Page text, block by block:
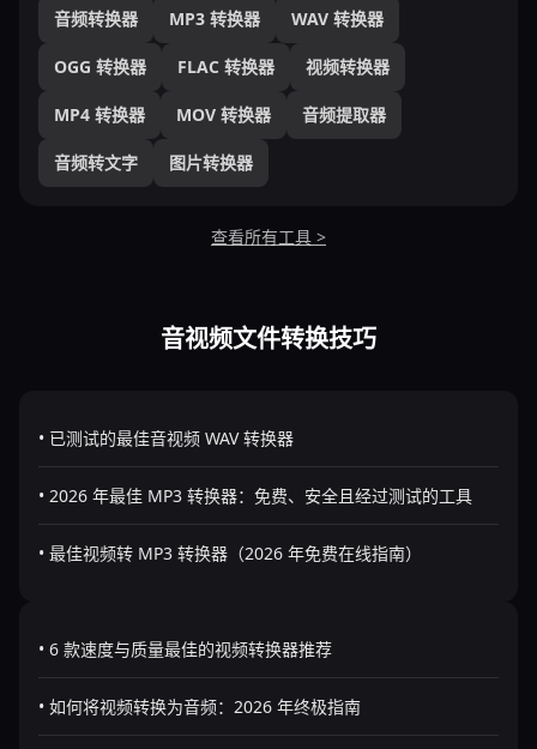
音频转换器 MP3 转换器 WAV 转换器
OGG 转换器 FLAC 转换器 视频转换器
MP4 转换器 MOV 转换器 音频提取器
音频转文字 图片转换器
查看所有工具 >
音视频文件转换技巧
• 已测试的最佳音视频 WAV 转换器
• 2026 年最佳 MP3 转换器：免费、安全且经过测试的工具
• 最佳视频转 MP3 转换器（2026 年免费在线指南）
• 6 款速度与质量最佳的视频转换器推荐
• 如何将视频转换为音频：2026 年终极指南